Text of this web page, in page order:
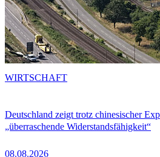
Deutschland zeigt trotz chinesischer
„überraschende Widerstandsfähigkeit“
08.08.2026
WIRTSCHAFT